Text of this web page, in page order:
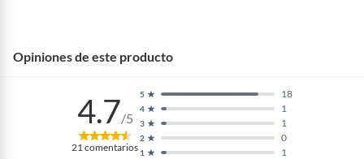
Opiniones de este producto
4.7/5
21comentarios 1 1
2 0
3 1
4 1
5 18